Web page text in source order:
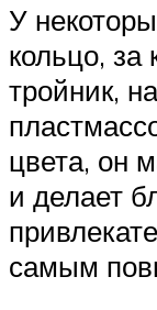
У
кольцо, за
тройник,
цвета, он
и делает
самым